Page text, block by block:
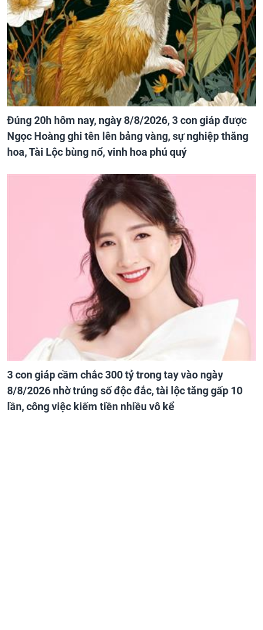
Đúng 20h hôm nay, ngày 8/8/2026, 3 con giáp được
Ngọc Hoàng ghi tên lên bảng vàng, sự nghiệp thăng
hoa, Tài Lộc bùng nổ, vinh hoa phú quý
3 con giáp cầm chắc 300 tỷ trong tay vào ngày
8/8/2026 nhờ trúng số độc đắc, tài lộc tăng gấp 10
lần, công việc kiếm tiền nhiều vô kể